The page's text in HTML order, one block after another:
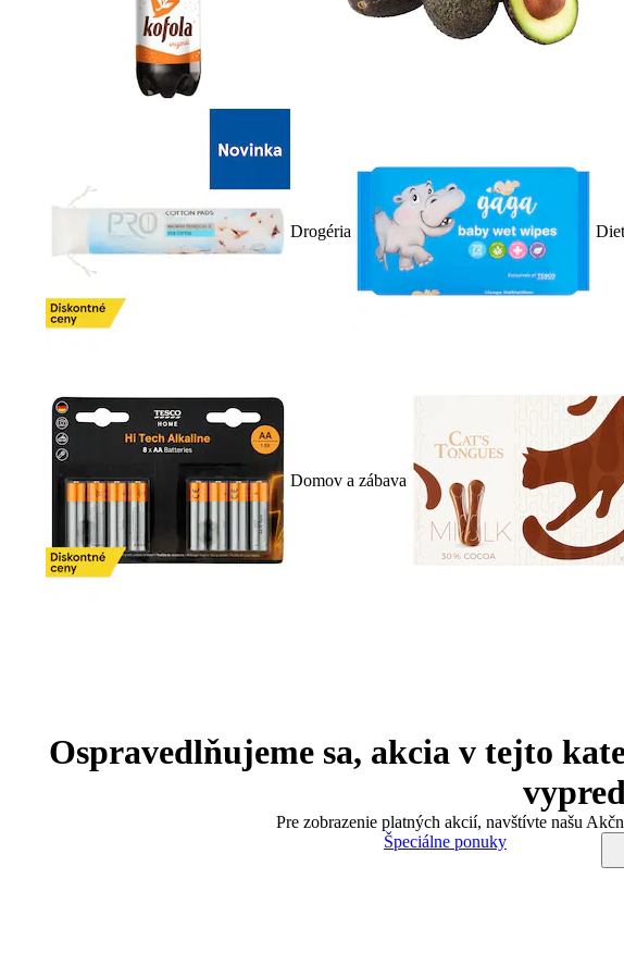
Drogéria
Domov a zábava
Ospravedlňujeme sa, akcia v tejto
Pre zobrazenie platných akcií, navštívte našu
Špeciálne ponuky